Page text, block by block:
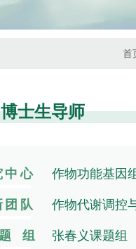
首
士生导师
中心 作物功能基因
团队 作物代谢调控
组 张春义课题组